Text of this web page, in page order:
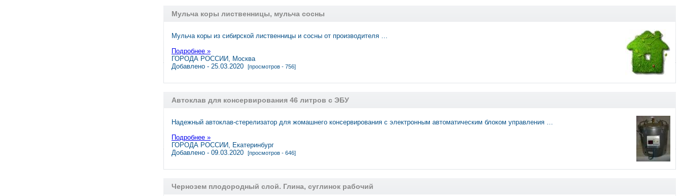
Мульча коры лиственницы, мульча сосны
Мульча коры из сибирской лиственницы и сосны от производителя …
Подробнее »
ГОРОДА РОССИИ, Москва
Добавлено - 25.03.2020
[просмотров - 756]
Автоклав для консервирования 46 литров с ЭБУ
Надежный автоклав-стерелизатор для жомашнего консервирования с электронным автоматическим блоком управления …
Подробнее »
ГОРОДА РОССИИ, Екатеринбург
Добавлено - 09.03.2020
[просмотров - 646]
Чернозем плодородный слой. Глина, суглинок рабочий